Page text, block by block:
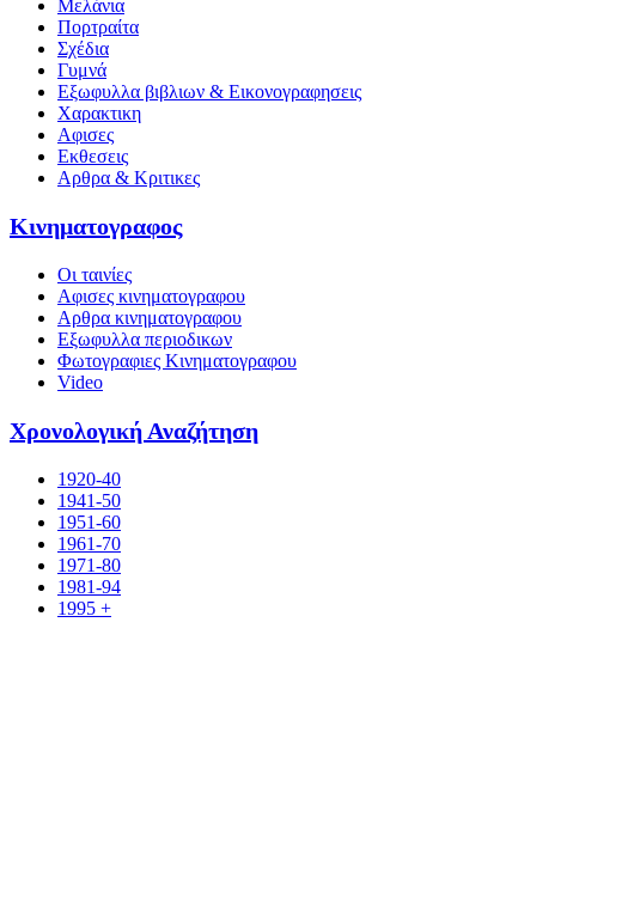
Μελάνια
Πορτραίτα
Σχέδια
Γυμνά
Εξωφυλλα βιβλιων & Εικονογραφησεις
Χαρακτικη
Αφισες
Εκθεσεις
Αρθρα & Κριτικες
Κινηματογραφος
Οι ταινίες
Αφισες κινηματογραφου
Αρθρα κινηματογραφου
Εξωφυλλα περιοδικων
Φωτογραφιες Κινηματογραφου
Video
Χρονολογική Αναζήτηση
1920-40
1941-50
1951-60
1961-70
1971-80
1981-94
1995 +